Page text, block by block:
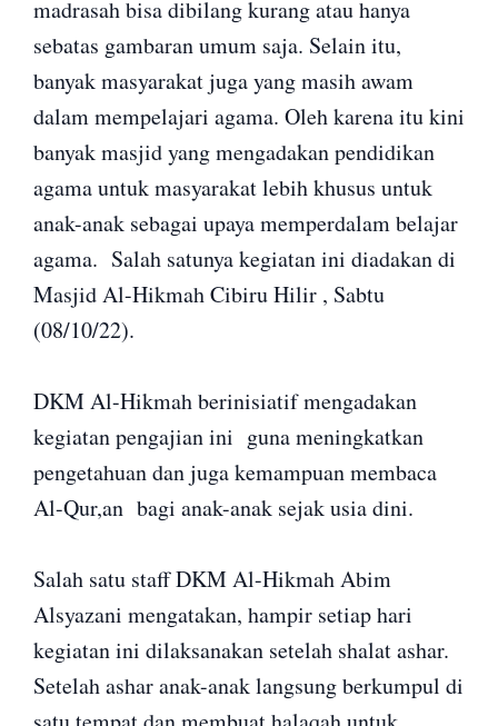
madrasah bisa dibilang kurang atau hanya
sebatas gambaran umum saja. Selain itu,
banyak masyarakat juga yang masih awam
dalam mempelajari agama. Oleh karena itu kini
banyak masjid yang mengadakan pendidikan
agama untuk masyarakat lebih khusus untuk
anak-anak sebagai upaya memperdalam belajar
agama. Salah satunya kegiatan ini diadakan di
Masjid Al-Hikmah Cibiru Hilir , Sabtu
(08/10/22).
DKM Al-Hikmah berinisiatif mengadakan
kegiatan pengajian ini guna meningkatkan
pengetahuan dan juga kemampuan membaca
Al-Qur,an bagi anak-anak sejak usia dini.
Salah satu staff DKM Al-Hikmah Abim
Alsyazani mengatakan, hampir setiap hari
kegiatan ini dilaksanakan setelah shalat ashar.
Setelah ashar anak-anak langsung berkumpul di